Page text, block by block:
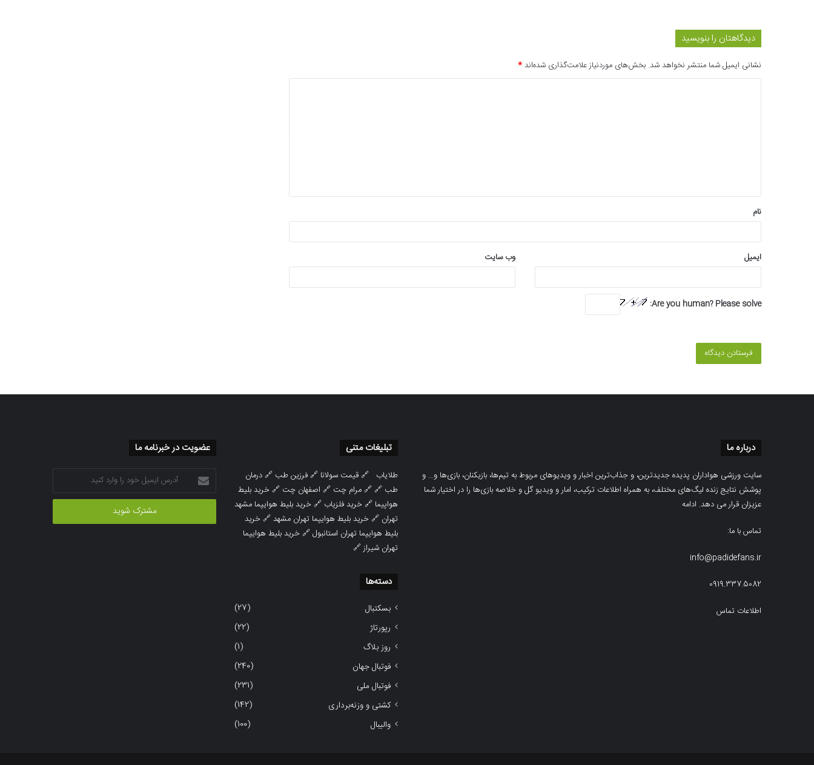
دیدگاهتان را بنویسید
نشانی ایمیل شما منتشر نخواهد شد. بخش‌های موردنیاز علامت‌گذاری شده‌اند*
*
نام
ایمیل وب‌ سایت
Are you human? Please solve:
درباره ما
سایت ورزشی هواداران پدیده جدیدترین، و جذاب‌ترین اخبار و ویدیوهای مربوط به تیم‌ها، بازیکنان، بازی‌ها و… و
پوشش نتایج زنده لیگ‌های مختلف، به همراه اطلاعات ترکیب، امار و ویدیو‌‌ گل‌ و خلاصه بازی‌ها را در اختیار شما
عزیزان قرار می دهد. ادامه
تماس با ما:
info@padidefans.ir
0919.337.5082
اطلاعات تماس
تبلیغات متنی
طلایاب 🔗قیمت سولانا 🔗فرزین طب 🔗درمان
طب 🔗 🔗مرام چت 🔗 اصفهان چت 🔗خرید بلیط
هواپیما 🔗خرید فلزیاب 🔗خرید بلیط هوایپما مشهد
تهران 🔗خرید بلیط هوایپما تهران مشهد🔗خرید
بلیط هوایپما تهران استانبول🔗خرید بلیط هوایپما
تهران شیراز🔗
دسته‌ها
بسکتبال
(27)
رپورتاژ
(22)
روز بلاگ
(1)
فوتبال جهان
(240)
فوتبال ملی
(231)
کشتی و وزنه‌برداری
(142)
والیبال
(100)
عضویت در خبرنامه ما
آدرس
ایمیل
خود
وارد